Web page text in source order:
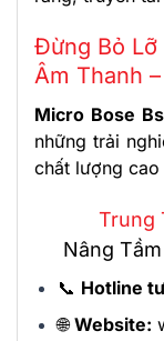
Đừng Bỏ Lỡ
Âm Thanh
Micro Bose
những trải
chất lượng
Trung
Nâng
📞 Hotline
🌐Website: